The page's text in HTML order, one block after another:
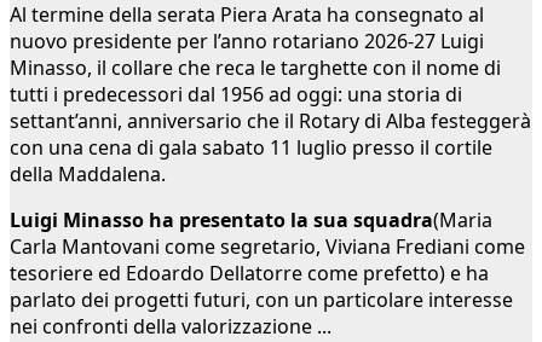
Al termine della serata Piera Arata ha consegnato al
nuovo presidente per l’anno rotariano 2026-27 Luigi
Minasso, il collare che reca le targhette con il nome di
tutti i predecessori dal 1956 ad oggi: una storia di
settant’anni, anniversario che il Rotary di Alba festeggerà
con una cena di gala sabato 11 luglio presso il cortile
della Maddalena.
Luigi Minasso ha presentato la sua squadra(Maria
Carla Mantovani come segretario, Viviana Frediani come
tesoriere ed Edoardo Dellatorre come prefetto) e ha
parlato dei progetti futuri, con un particolare interesse
nei confronti della valorizzazione ...